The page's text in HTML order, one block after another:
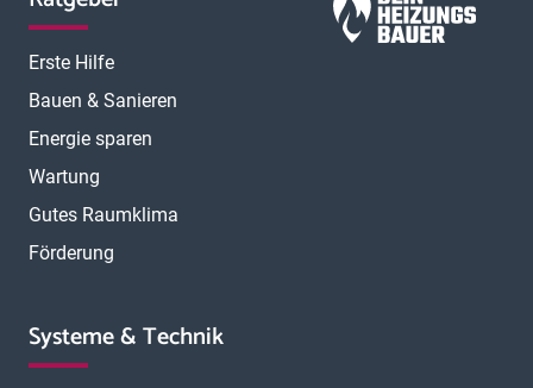
Erste Hilfe
Bauen & Sanieren
Energie sparen
Wartung
Gutes Raumklima
Förderung
Systeme & Technik